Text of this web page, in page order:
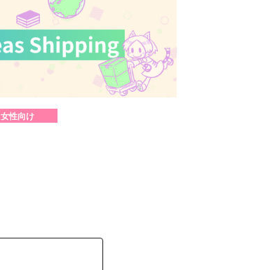
女性向け